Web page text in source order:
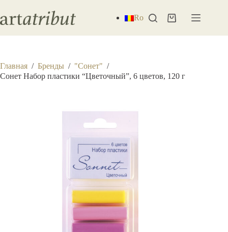
сути
Ro Корзина
Главная / Бренды / "Сонет" /
Сонет Набор пластики “Цветочный”, 6 цветов, 120 г